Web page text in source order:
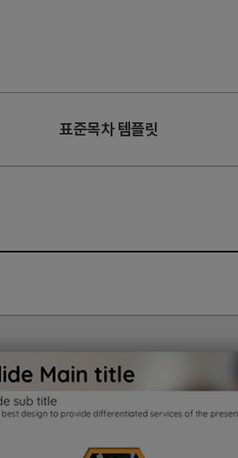
표준목차 템플릿